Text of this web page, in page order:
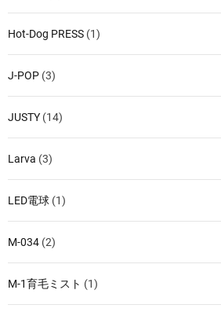
Hot-Dog PRESS (1)
J-POP (3)
JUSTY (14)
Larva (3)
LED電球 (1)
M-034 (2)
M-1育毛ミスト (1)